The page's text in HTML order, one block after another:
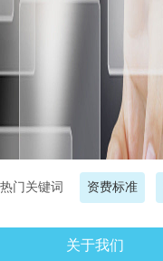
热门关键词 资费标准
关于我们